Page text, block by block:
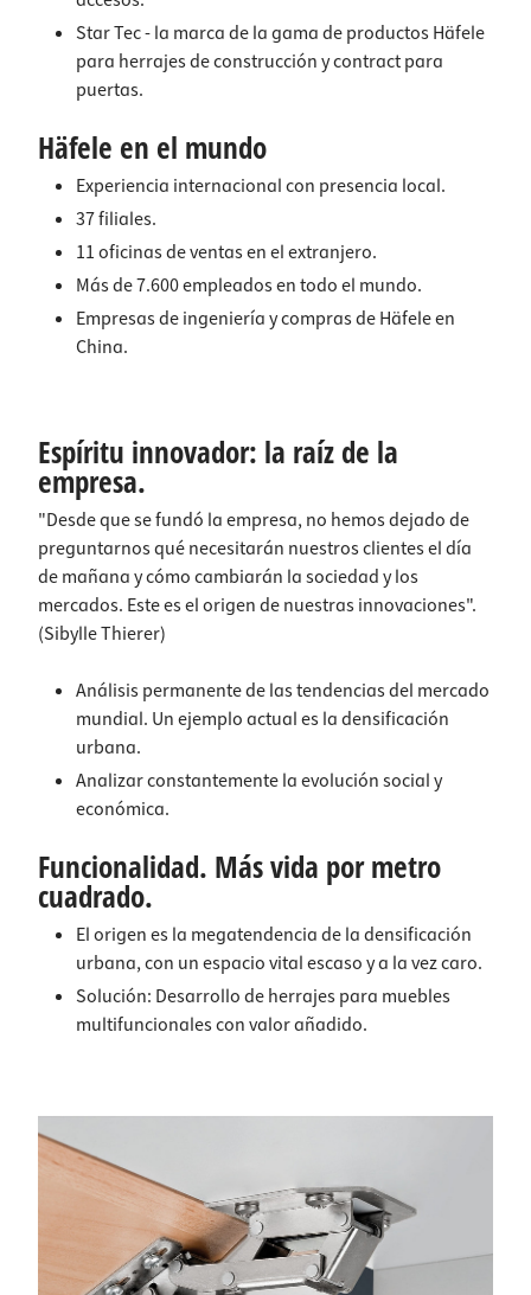
Star Tec - la marca de la gama de productos Häfele
para herrajes de construcción y contract para
puertas.
Häfele en el mundo
Experiencia internacional con presencia local.
37 filiales.
11 oficinas de ventas en el extranjero.
Más de 7.600 empleados en todo el mundo.
Empresas de ingeniería y compras de Häfele en
China.
Espíritu innovador: la raíz de la
empresa.
"Desde que se fundó la empresa, no hemos dejado de
preguntarnos qué necesitarán nuestros clientes el día
de mañana y cómo cambiarán la sociedad y los
mercados. Este es el origen de nuestras innovaciones".
(Sibylle Thierer)
Análisis permanente de las tendencias del mercado
mundial. Un ejemplo actual es la densificación
urbana.
Analizar constantemente la evolución social y
económica.
Funcionalidad. Más vida por metro
cuadrado.
El origen es la megatendencia de la densificación
urbana, con un espacio vital escaso y a la vez caro.
Solución: Desarrollo de herrajes para muebles
multifuncionales con valor añadido.